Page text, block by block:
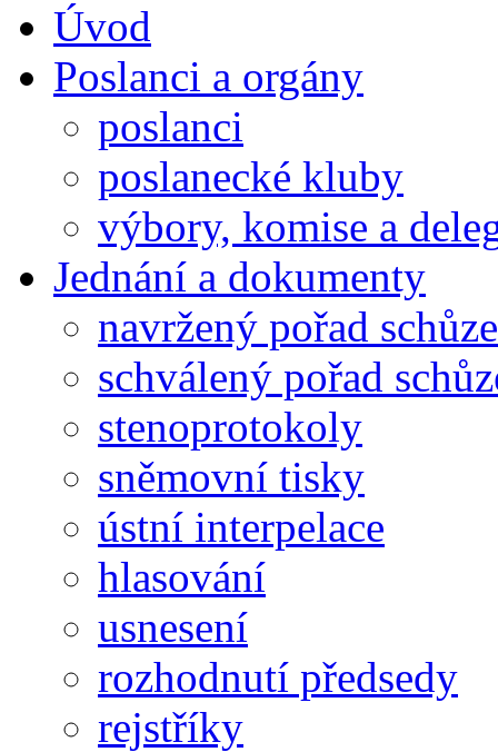
Úvod
Poslanci a orgány
poslanci
poslanecké kluby
výbory, komise a
Jednání a dokumenty
navržený pořad schůze
schválený pořad
stenoprotokoly
sněmovní tisky
ústní interpelace
hlasování
usnesení
rozhodnutí předsedy
rejstříky